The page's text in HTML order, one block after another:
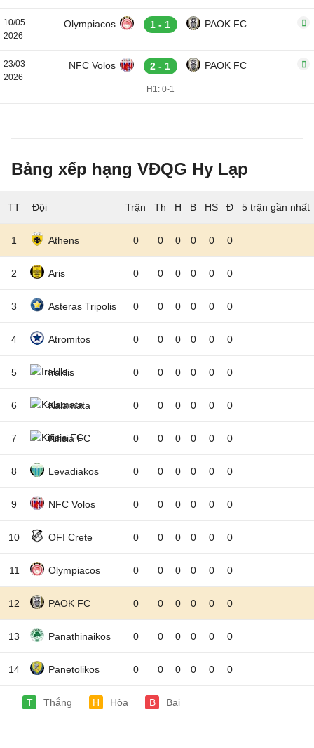
10/05
2026
Olympiacos 1 - 1 PAOK FC
23/03
2026
NFC Volos 2 - 1 PAOK FC
H1: 0-1
Bảng xếp hạng VĐQG Hy Lạp
TT Đội 5 trận gần nhất
1 Athens 0 0 0 0 0 0
2 Aris 0 0 0 0 0 0
3 Asteras Tripolis 0 0 0 0 0 0
4 Atromitos 0 0 0 0 0 0
5 Iraklis 0 0 0 0 0 0
6 Kalamata 0 0 0 0 0 0
7 Kifisia FC 0 0 0 0 0 0
8 Levadiakos 0 0 0 0 0 0
9 NFC Volos 0 0 0 0 0 0
10 OFI Crete 0 0 0 0 0 0
11 Olympiacos 0 0 0 0 0 0
12 PAOK FC 0 0 0 0 0 0
13 Panathinaikos 0 0 0 0 0 0
14 Panetolikos 0 0 0 0 0 0
T Thắng H Hòa B Bại